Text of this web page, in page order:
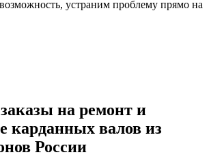
устраним проблему прямо на
на ремонт и
карданных валов из
России